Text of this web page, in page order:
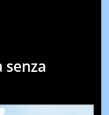
senza